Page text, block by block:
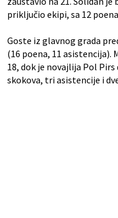
priključio ekipi, sa 12
Goste iz glavnog grada
(16 poena, 11 asistencija).
18, dok je novajlija Pol
skokova, tri asistencije i